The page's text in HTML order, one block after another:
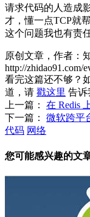
请求代码的人造成
才，懂一点TCP就
这个问题我也有责任
原创文章，作者：
http://zhidao91.com/
看完这篇还不够？
道，请 戳这里 告诉
上一篇：
在 Redis
下一篇：
微软跨平
代码 网络
您可能感兴趣的文